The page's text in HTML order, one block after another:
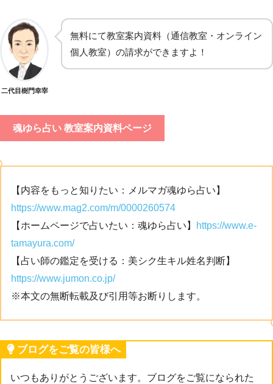
二代目樹門幸宰
無料にて教室案内資料（通信教室・オンライン
個人教室）の請求ができますよ！
魂ゆら占い 教室案内資料ページ
【内容をもっと知りたい：メルマガ魂ゆら占い】
https://www.mag2.com/m/0000260574
【ホームページで占いたい：魂ゆら占い】
https://www.e-
tamayura.com/
【占い師の鑑定を受ける：美シク生キル姓名判断】
https://www.jumon.co.jp/
※本文の無断転載及び引用等お断りします。
ブログをご覧の皆様へ
いつもありがとうございます。ブログをご覧になられた